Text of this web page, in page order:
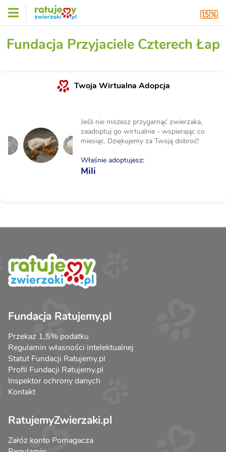
Fundacja Przyjaciele Czterech Łap
Twoja Wirtualna Adopcja
Jeśli nie możesz przygarnąć zwierzaka,
zaadoptuj go wirtualnie - wspierając co
miesiąc. Dziękujemy za Twoją dobroć!
Właśnie adoptujesz:
Mili
Fundacja Ratujemy.pl
Przekaż 1,5% podatku
Regulamin własności intelektualnej
Statut Fundacji Ratujemy.pl
Profil Fundacji Ratujemy.pl
Inspektor ochrony danych
Kontakt
RatujemyZwierzaki.pl
Załóż konto Pomagacza